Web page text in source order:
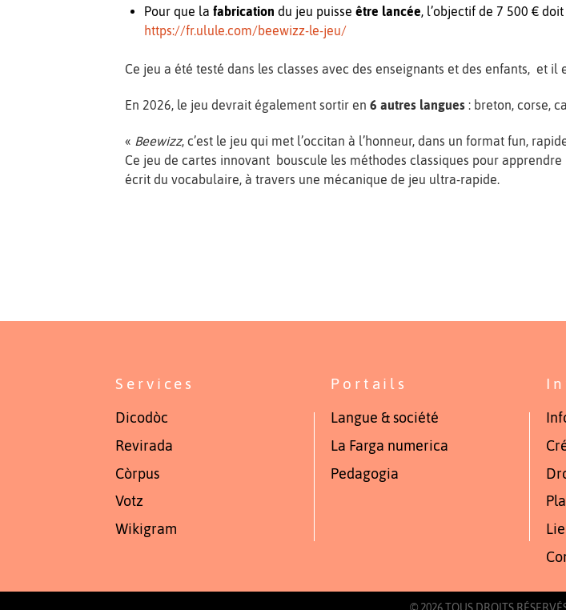
Pour que lafabricationdu jeu puisse être lancée, l’objectif de 7 500 €
https://fr.ulule.com/beewizz-le-jeu/
Ce jeu a été testé dans les classes avec des enseignants et des enfants, et
En 2026, le jeu devrait également sortir en6 autres langues: breton, corse,
« Beewizz, c’est le jeu qui met l’occitan à l’honneur, dans un format fun,
Ce jeu de cartes innovant bouscule les méthodes classiques pour
écrit du vocabulaire, à travers une mécanique de jeu ultra-rapide.
Services
Dicodòc
Revirada
Còrpus
Votz
Wikigram
Portails
Langue & société
La Farga numerica
Pedagogia